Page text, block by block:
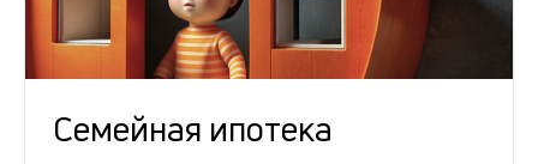
Семейная ипотека